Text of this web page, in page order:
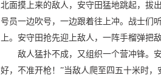
北面摸上来的敌人，安守田猛地跳起，拔
号员一边吹号，一边跟着往上冲。战士们
上。安守田抢先迎上敌人，一阵手榴弹把
敌人猛扑不成，又组织一个营冲锋。
好，不准开枪！”当敌人爬至四五十米时